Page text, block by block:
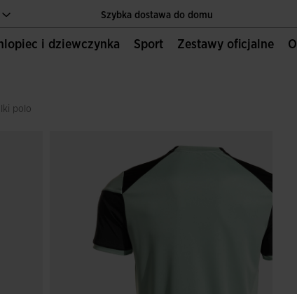
Szybka dostawa do domu
Jedyna oficjalna strona internetowa JOMA SPORT
i dziewczynka Sport Zestawy oficjalne
polo